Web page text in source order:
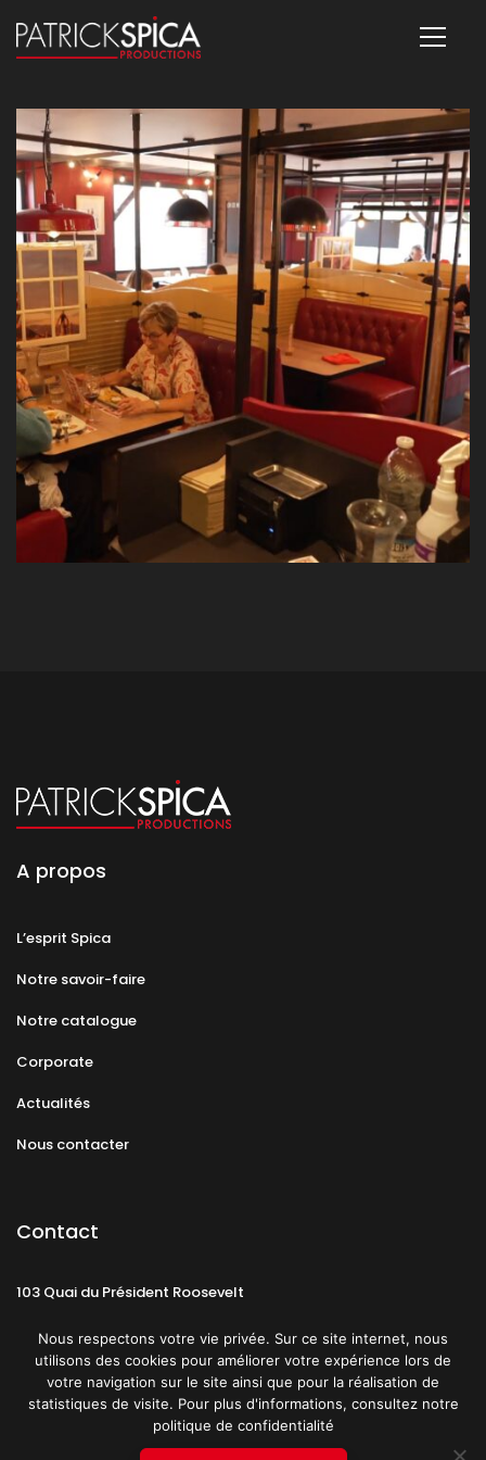
A propos
L’esprit Spica
Notre savoir-faire
Notre catalogue
Corporate
Actualités
Nous contacter
Contact
103 Quai du Président Roosevelt
CGU Politique de confidentialité
Nous respectons votre vie privée. Sur ce site internet, nous
utilisons des cookies pour améliorer votre expérience lors de
votre navigation sur le site ainsi que pour la réalisation de
statistiques de visite. Pour plus d'informations, consultez notre
politique de confidentialité